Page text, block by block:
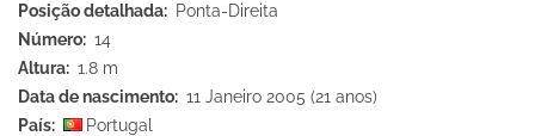
Posição detalhada
Ponta-Direita
Número
14
Altura
1.8 m
Data de nascimento
11 Janeiro 2005 (21 anos)
País
Portugal